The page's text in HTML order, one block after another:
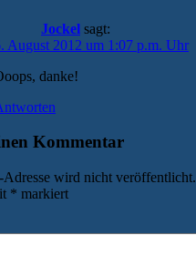
Jockel sagt:
August 2012 um 1:07 p.m. Uhr
danke!
Kommentar
wird nicht veröffentlicht.
* markiert